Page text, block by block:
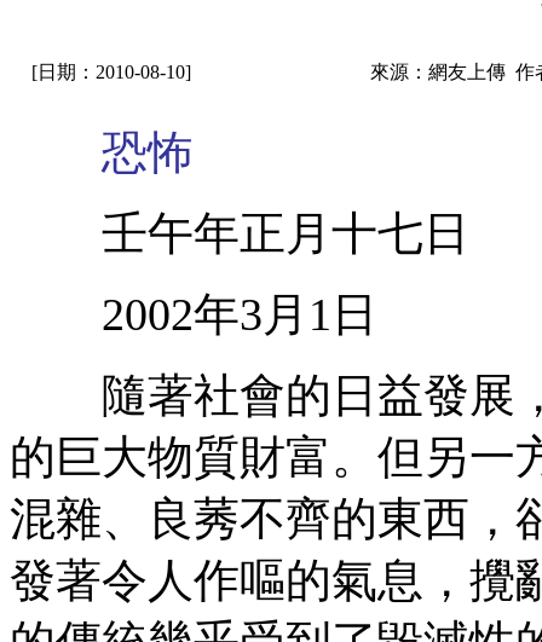
[日期：2010-08-10] 來源：網友上傳 作
恐怖
壬午年正月十七
2002年3月1日
隨著社會的日益發展
的巨大物質財富。但另一
混雜、良莠不齊的東西，
發著令人作嘔的氣息，攪